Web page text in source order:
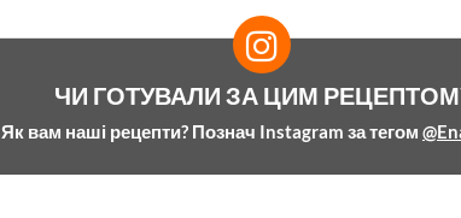
ЧИ ГОТУВАЛИ ЗА ЦИМ
Як вам наші рецепти? Познач Instagram за тегом